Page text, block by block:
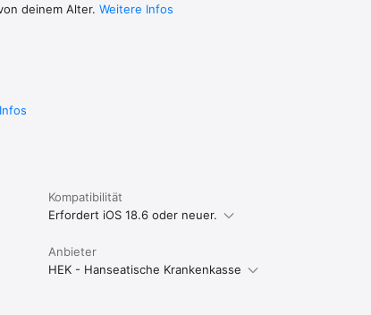
deinem Alter. Weitere Infos
Kompatibilität
Erfordert iOS 18.6 oder neuer.
Anbieter
HEK - Hanseatische Krankenkasse